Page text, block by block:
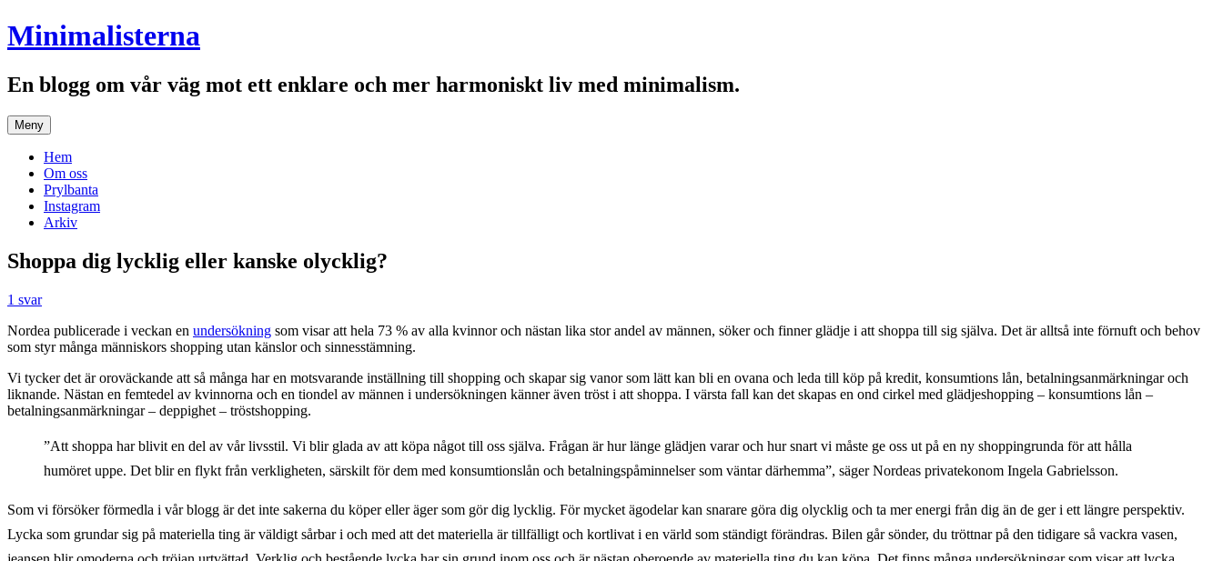
Hoppa
till
Minimalisterna
En blogg om vår väg mot ett enklare och mer harmoniskt liv med minimalism.
Meny
Hem
Om oss
Prylbanta
Instagram
Arkiv
Shoppa dig lycklig eller kanske olycklig?
1 svar
Nordea publicerade i veckan en undersökning som visar att hela 73 % av alla kvinnor och nästan lika stor andel av männen, söker och finner glädje i att shoppa till sig själva. Det är alltså inte förnuft och behov
som styr många människors shopping utan känslor och sinnesstämning.
Vi tycker det är oroväckande att så många har en motsvarande inställning till shopping och skapar sig vanor som lätt kan bli en ovana och leda till köp på kredit, konsumtions lån, betalningsanmärkningar och
liknande. Nästan en femtedel av kvinnorna och en tiondel av männen i undersökningen känner även tröst i att shoppa. I värsta fall kan det skapas en ond cirkel med glädjeshopping – konsumtions lån –
betalningsanmärkningar – deppighet – tröstshopping.
”Att shoppa har blivit en del av vår livsstil. Vi blir glada av att köpa något till oss själva. Frågan är hur länge glädjen varar och hur snart vi måste ge oss ut på en ny shoppingrunda för att hålla
humöret uppe. Det blir en flykt från verkligheten, särskilt för dem med konsumtionslån och betalningspåminnelser som väntar därhemma”, säger Nordeas privatekonom Ingela Gabrielsson.
Som vi försöker förmedla i vår blogg är det inte sakerna du köper eller äger som gör dig lycklig. För mycket ägodelar kan snarare göra dig olycklig och ta mer energi från dig än de ger i ett längre perspektiv.
Lycka som grundar sig på materiella ting är väldigt sårbar i och med att det materiella är tillfälligt och kortlivat i en värld som ständigt förändras. Bilen går sönder, du tröttnar på den tidigare så vackra vasen,